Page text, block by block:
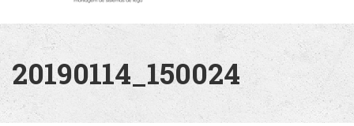
20190114_150024